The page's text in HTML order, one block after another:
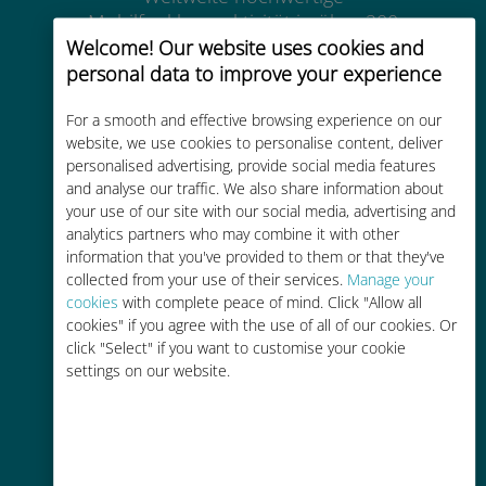
Welcome! Our website uses cookies and
personal data to improve your experience
For a smooth and effective browsing experience on our
website, we use cookies to personalise content, deliver
personalised advertising, provide social media features
and analyse our traffic. We also share information about
your use of our site with our social media, advertising and
analytics partners who may combine it with other
information that you've provided to them or that they've
collected from your use of their services. Manage your
cookies with complete peace of mind. Click "Allow all
cookies" if you agree with the use of all of our cookies. Or
click "Select" if you want to customise your cookie
settings on our website.
Mobilfunkkonnektivität in über 200
Reiseziele
Kostengünstig
Bis zu 90 % günstiger als Roaming-
Gebühren bei Ihrem bisherigen
Anbieter